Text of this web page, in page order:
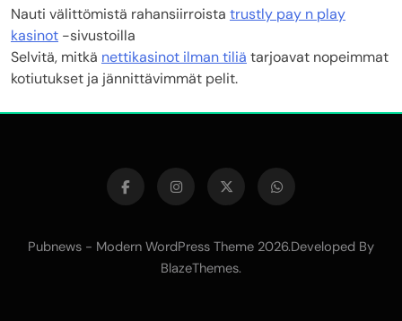
Nauti välittömistä rahansiirroista trustly pay n play
kasinot -sivustoilla
Selvitä, mitkä nettikasinot ilman tiliä tarjoavat nopeimmat
kotiutukset ja jännittävimmät pelit.
Pubnews - Modern WordPress Theme 2026.Developed By
BlazeThemes.